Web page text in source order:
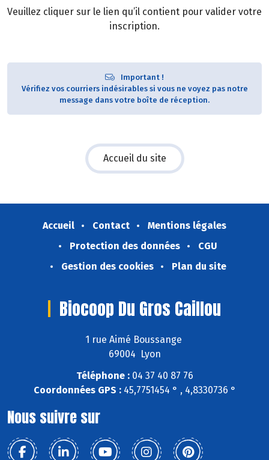
Veuillez cliquer sur le lien qu’il contient pour valider votre
inscription.
Important !
Vérifiez vos courriers indésirables si vous ne voyez pas notre
message dans votre boîte de réception.
Accueil du site
Accueil Contact
Mentions légales
Protection des données
CGU
Gestion des cookies
Plan du site
Biocoop Du Gros Caillou
1 rue Aimé Boussange
69004 Lyon
Téléphone :04 37 40 87 76
Coordonnées GPS :45,7751454 ° , 4,8330736 °
Nous suivre sur